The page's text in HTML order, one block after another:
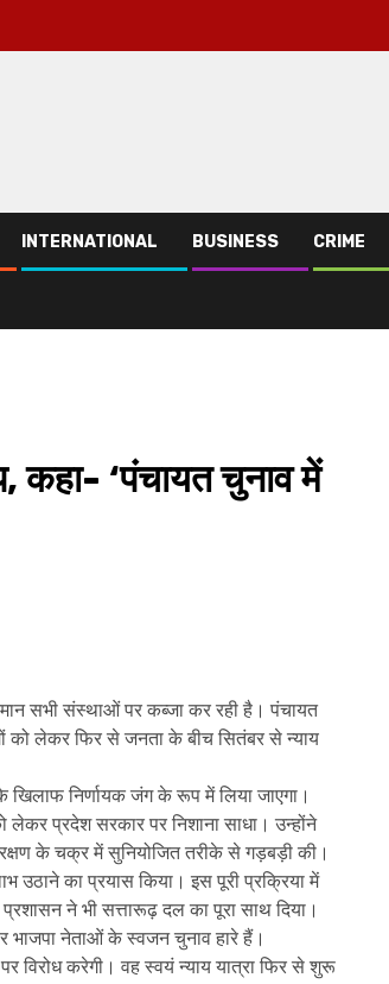
INTERNATIONAL BUSINESS CRIME
कहा- ‘पंचायत चुनाव में
सभी संस्थाओं पर कब्जा कर रही है। पंचायत
को लेकर फिर से जनता के बीच सितंबर से न्याय
निर्णायक जंग के रूप में लिया जाएगा।
लेकर प्रदेश सरकार पर निशाना साधा। उन्होंने
के चक्र में सुनियोजित तरीके से गड़बड़ी की।
उठाने का प्रयास किया। इस पूरी प्रक्रिया में
ने भी सत्तारूढ़ दल का पूरा साथ दिया।
भाजपा नेताओं के स्वजन चुनाव हारे हैं।
करेगी। वह स्वयं न्याय यात्रा फिर से शुरू